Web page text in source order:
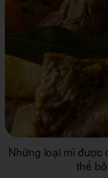
Những loại mì được
thể